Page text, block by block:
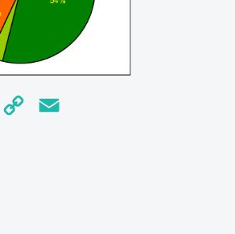
LinkedInCopy